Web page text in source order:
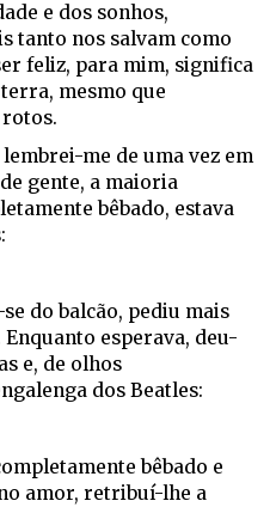
e dos sonhos,
tanto nos salvam como
feliz, para mim, significa
mesmo que
rotos.
me de uma vez em
gente, a maioria
bêbado, estava
do balcão, pediu mais
esperava, deu-
e, de olhos
dos Beatles:
bêbado e
amor, retribuí-lhe a